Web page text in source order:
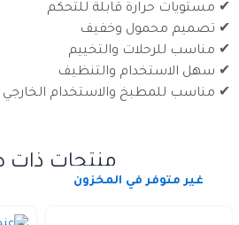
✔ مستويات حرارة قابلة للتحكم
✔ تصميم محمول وخفيف
✔ مناسب للرحلات والتخييم
✔ سهل الاستخدام والتنظيف
✔ مناسب للمطبخ والاستخدام الخارجي
منتجات ذات
غير متوفر في المخزون